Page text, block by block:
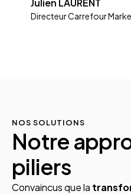
Julien LAURENT
Directeur Carrefour
NOS SOLUTIONS
Notre
piliers
Convaincus que la